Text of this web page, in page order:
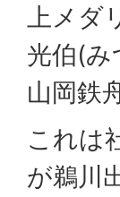
上メ
光伯(み
山岡鉄
これは
が鵜川